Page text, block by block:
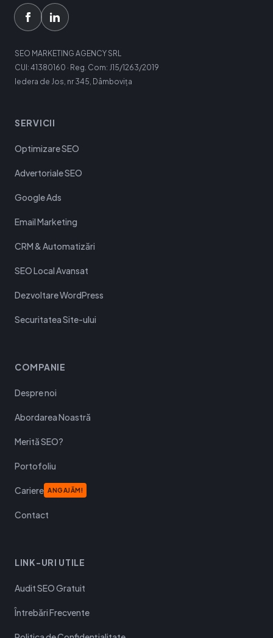
SEO MARKETING AGENCY SRL
CUI: 41380160 · Reg. Com: J15/1263/2019
Iedera de Jos, nr 345, Dâmbovița
SERVICII
Optimizare SEO
Advertoriale SEO
Google Ads
Email Marketing
CRM & Automatizări
SEO Local Avansat
Dezvoltare WordPress
Securitatea Site-ului
COMPANIE
Despre noi
Abordarea Noastră
Merită SEO?
Portofoliu
Cariere ANGAJĂM!
Contact
LINK-URI UTILE
Audit SEO Gratuit
Întrebări Frecvente